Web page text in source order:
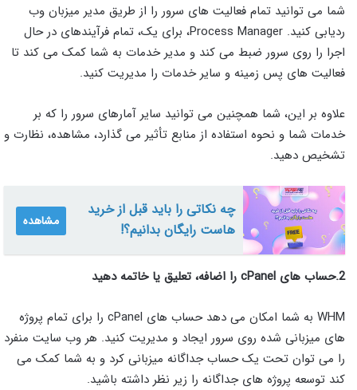
شما می توانید تمام فعالیت های سرور را از طریق مدیر میزبان وب
ردیابی کنید. Process Manager، برای یک، تمام فرآیندهای در حال
اجرا را روی سرور ضبط می کند و مدیر خدمات به شما کمک می کند تا
فعالیت های پس زمینه و سایر خدمات را مدیریت کنید.
علاوه بر این، شما همچنین می توانید سایر آمارهای سرور را که بر
خدمات شما و نحوه استفاده از منابع تأثیر می گذارد، مشاهده، نظارت و
تشخیص دهید.
چه نکاتی را باید قبل از خرید
هاست رایگان بدانیم؟!
مشاهده
2.حساب های cPanel را اضافه، تعلیق یا خاتمه دهید
WHM به شما امکان می دهد حساب های cPanel را برای تمام پروژه
های میزبانی شده روی سرور ایجاد و مدیریت کنید. هر وب سایت منفرد
را می توان تحت یک حساب جداگانه میزبانی کرد و به شما کمک می
کند توسعه پروژه های جداگانه را زیر نظر داشته باشید.